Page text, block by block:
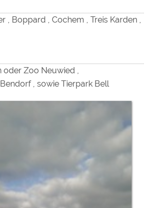
, Boppard , Cochem , Treis Karden ,
Zoo Neuwied ,
, sowie Tierpark Bell